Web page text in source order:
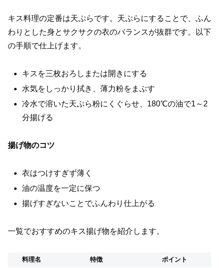
キス料理の定番は天ぷらです。天ぷらにすることで、ふん
わりとした身とサクサクの衣のバランスが抜群です。以下
の手順で仕上げます。
キスを三枚おろしまたは開きにする
水気をしっかり拭き、薄力粉をまぶす
冷水で溶いた天ぷら粉にくぐらせ、180℃の油で1～2
分揚げる
揚げ物のコツ
衣はつけすぎず薄く
油の温度を一定に保つ
揚げすぎないことでふんわり仕上がる
一覧でおすすめのキス揚げ物を紹介します。
料理名 特徴
ポイント